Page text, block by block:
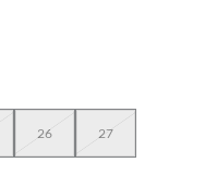
26 27